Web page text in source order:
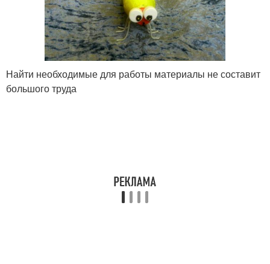
Найти необходимые для работы материалы не составит
большого труда